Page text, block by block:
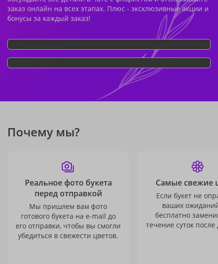
заказ онлайн на всех этапах. Плюс - эксклюзивные акции и
бонусы за каждый заказ!
Почему мы?
Реальное фото букета
перед отправкой
Мы пришлем вам фото
готового букета на e-mail до
его отправки, чтобы вы смогли
убедиться в свежести цветов.
Самые свежие
Если букет не
ваших
бесплатно
течение суток после